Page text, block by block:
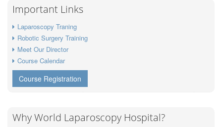
Important Links
Laparoscopy Traning
Robotic Surgery Training
Meet Our Director
Course Calendar
Course Registration
Why World Laparoscopy Hospital?